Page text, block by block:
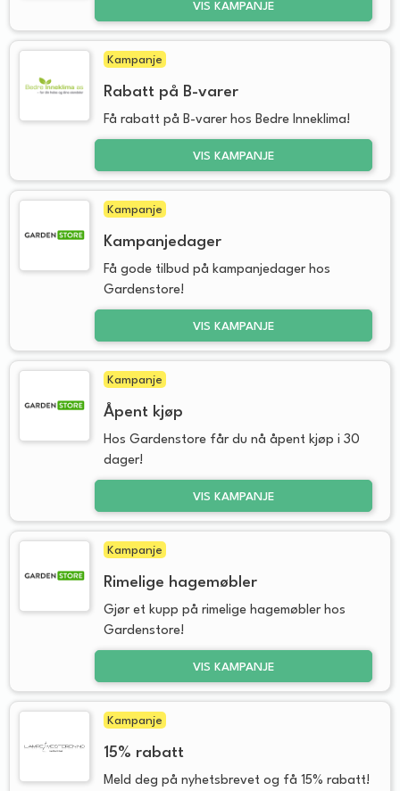
VIS KAMPANJE
Kampanje
Rabatt på B-varer
Få rabatt på B-varer hos Bedre Inneklima!
VIS KAMPANJE
Kampanje
Kampanjedager
Få gode tilbud på kampanjedager hos
Gardenstore!
VIS KAMPANJE
Kampanje
Åpent kjøp
Hos Gardenstore får du nå åpent kjøp i 30
dager!
VIS KAMPANJE
Kampanje
Rimelige hagemøbler
Gjør et kupp på rimelige hagemøbler hos
Gardenstore!
VIS KAMPANJE
Kampanje
15% rabatt
Meld deg på nyhetsbrevet og få 15% rabatt!